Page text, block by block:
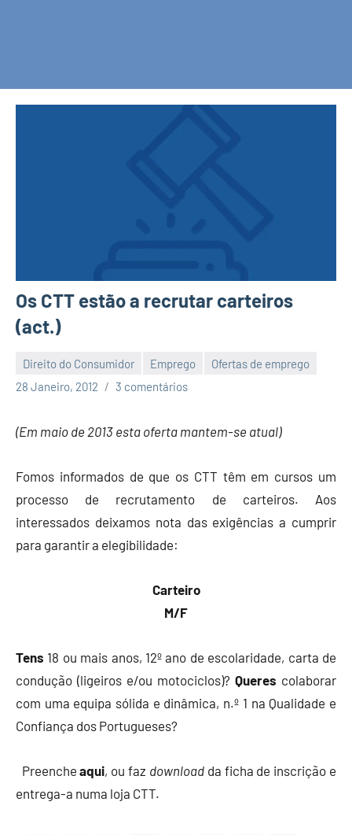
Os CTT estão a recrutar carteiros
(act.)
Direito do Consumidor Emprego
Ofertas de emprego
28 Janeiro, 2012
Economia
Finanças
3 comentários
(Em maio de 2013 esta oferta mantem-se atual)
Fomos informados de que os CTT têm em cursos um
processo de recrutamento de carteiros. Aos
interessados deixamos nota das exigências a cumprir
para garantir a elegibilidade:
Carteiro
M/F
Tens 18 ou mais anos, 12º ano de escolaridade, carta de
condução (ligeiros e/ou motociclos)? Queres colaborar
com uma equipa sólida e dinâmica, n.º 1 na Qualidade e
Confiança dos Portugueses?
Preencheaqui, ou faz downloadda ficha de inscrição e
entrega-a numa loja CTT.